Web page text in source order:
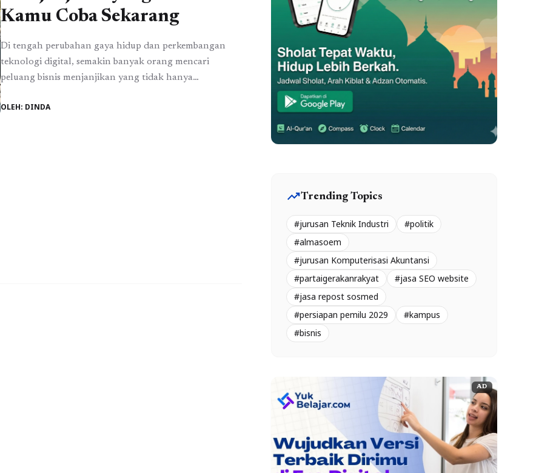
Kamu Coba Sekarang
Di tengah perubahan gaya hidup dan perkembangan
teknologi digital, semakin banyak orang mencari
peluang bisnis menjanjikan yang tidak hanya
kini tidak lagi terbatas pada model konvensional, karena
OLEH: DINDA
trending_upTrending Topics
#jurusan Teknik Industri
#politik
#almasoem
#jurusan Komputerisasi Akuntansi
#partaigerakanrakyat
#jasa SEO website
#jasa repost sosmed
#persiapan pemilu 2029
#kampus
#bisnis
AD